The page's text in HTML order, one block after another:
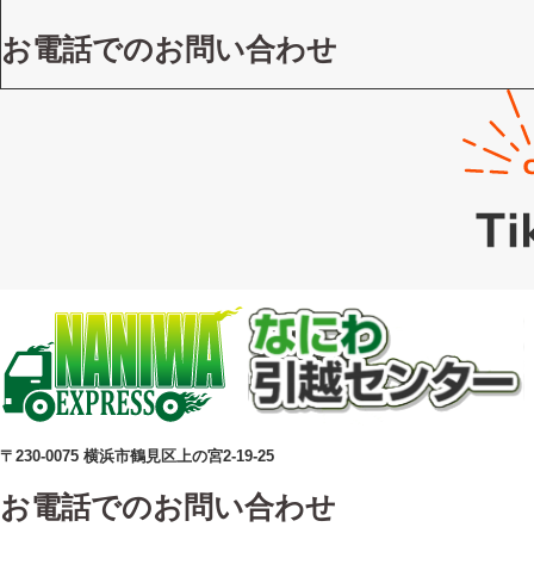
お電話でのお問い合わせ
〒230-0075 横浜市鶴見区上の宮2-19-25
お電話でのお問い合わせ